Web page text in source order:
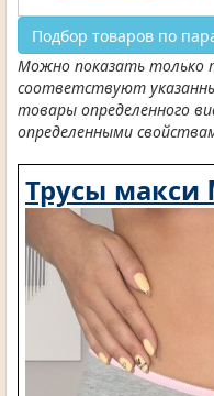
Подбор товаров по
Можно показать
соответствуют
товары определенного
определенными
Трусы макси